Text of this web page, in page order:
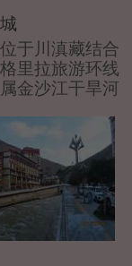
于川滇藏结合
里拉旅游环线
金沙江干旱河